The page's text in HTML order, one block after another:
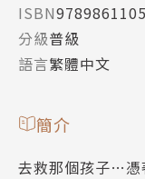
ISBN
分級普級
語言繁體中文
簡介
去救那個孩子…憑